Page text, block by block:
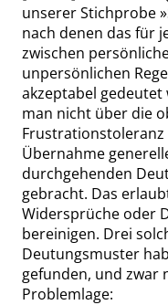
unserer Stichprobe»
nach denen das für
zwischen
unpersönlichen
akzeptabel
man nicht über die
Frustrationstoleranz
Übernahme
durchgehenden
gebracht. Das
Widersprüche oder
bereinigen. Drei
Deutungsmuster
gefunden, und zwar
Problemlage: